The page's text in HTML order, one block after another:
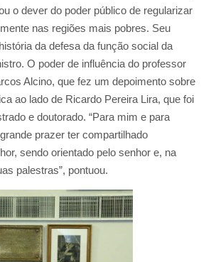
o dever do poder público de regularizar
nas regiões mais pobres. Seu
da defesa da função social da
O poder de influência do professor
Alcino, que fez um depoimento sobre
ao lado de Ricardo Pereira Lira, que foi
e doutorado. “Para mim e para
prazer ter compartilhado
sendo orientado pelo senhor e, na
palestras”, pontuou.